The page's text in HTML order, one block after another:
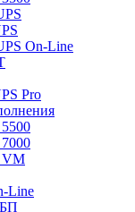
On-Line
Pro
VM
Line